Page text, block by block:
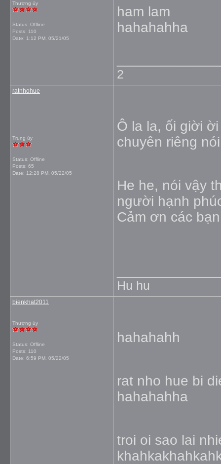
Thượng úy
Status: Offline
Posts: 110
Date: 1:12 PM, 05/21/05
ham lam
hahahahha
2
ratnhohue
Trung úy
Status: Offline
Posts: 65
Date: 12:28 PM, 05/22/05
Ô la la, ối giời
chuyên riêng
He he, nói vậy
người hạnh
Cảm ơn các
Hu hu
bienkhat2011
Thượng úy
Status: Offline
Posts: 110
Date: 6:59 PM, 05/22/05
hahahahh
rat nho hue bi
hahahahha
troi oi sao lai